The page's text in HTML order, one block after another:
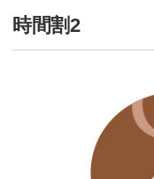
時間割2